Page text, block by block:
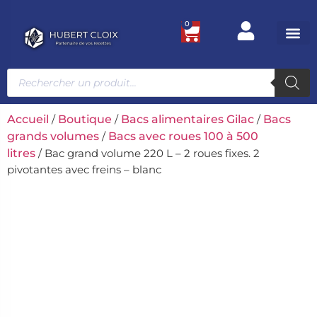
0
Accueil / Boutique / Bacs alimentaires Gilac / Bacs
grands volumes / Bacs avec roues 100 à 500
litres / Bac grand volume 220 L – 2 roues fixes. 2
pivotantes avec freins – blanc